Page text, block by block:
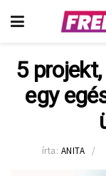
5
egy
írta: ANITA